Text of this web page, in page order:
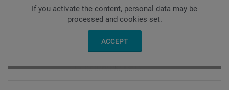
If you activate the content, personal data may be
processed and cookies set.
ACCEPT